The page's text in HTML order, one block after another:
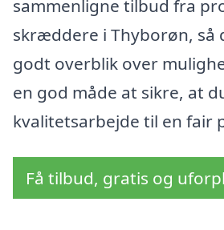
sammenligne tilbud fra
skræddere i Thyborøn, så
godt overblik over
en god måde at sikre, at
kvalitetsarbejde til en fair
Få tilbud, gratis og